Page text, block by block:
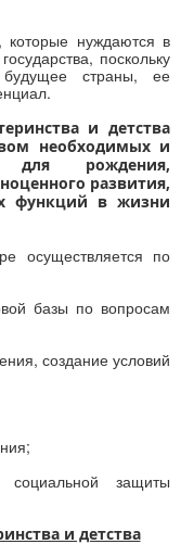
которые нуждаются в
поскольку
страны, ее
и детства
необходимых и
для рождения,
развития,
функций в жизни
осуществляется по
базы по вопросам
создание условий
защиты
и детства